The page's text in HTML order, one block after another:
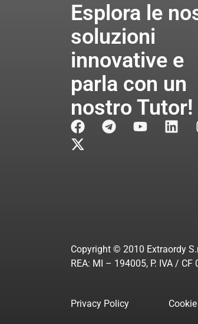
Esplora le
soluzioni
innovative e
parla con un
nostro Tutor!
Copyright © 2010 Extraordy
REA: MI – 194005, P. IVA /
Privacy Policy